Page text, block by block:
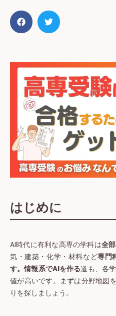
はじめに
AI時代に有利な高専の学科は全部
気・建築・化学・材料など専門
す。情報系でAIを作る道も、各
値が高いです。まずは分野地図
りを探しましょう。